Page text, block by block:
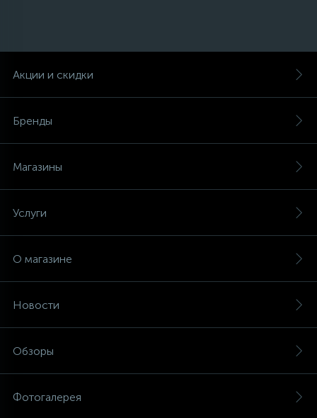
Акции и скидки
Бренды
Магазины
Услуги
О магазине
Новости
Обзоры
Фотогалерея